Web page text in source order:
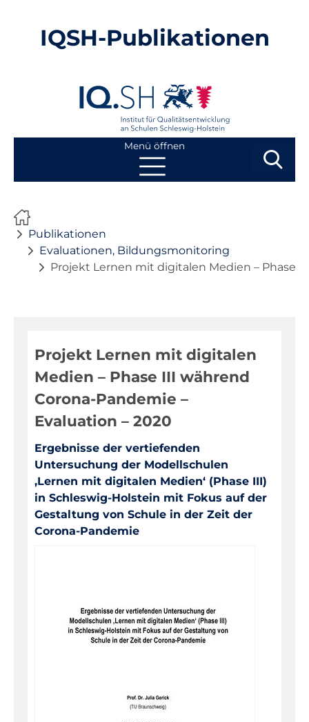
IQSH-Publikationen
Menü öffnen
Publikationen
Evaluationen, Bildungsmonitoring
Fortbildungen
Informationen für Eltern
Inklusion, Sonderpädagogik
Pädagogik, Prävention
Über das IQSH
Unterrichts-, Personal-, Schulentwicklung
Unterrichtsfächer
Publikationen
Evaluationen, Bildungsmonitoring
Projekt Lernen mit digitalen Medien – Phase
Projekt Lernen mit digitalen
Medien – Phase III während
Corona-Pandemie –
Evaluation – 2020
Ergebnisse der vertiefenden
Untersuchung der Modellschulen
‚Lernen mit digitalen Medien‘ (Phase III)
in Schleswig-Holstein mit Fokus auf der
Gestaltung von Schule in der Zeit der
Corona-Pandemie